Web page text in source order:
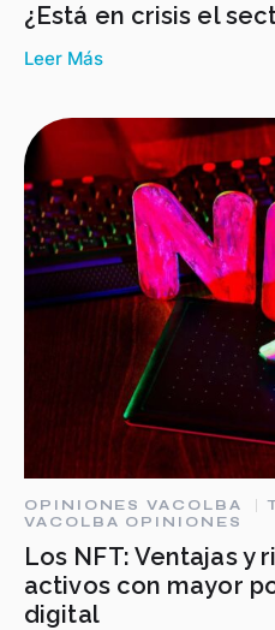
¿Está en crisis el
Leer Más
OPINIONES VACOLBA
VACOLBA OPINIONES
Los NFT: Ventajas y
activos con mayor
digital